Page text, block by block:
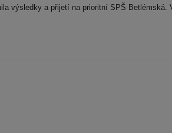
výsledky a přijetí na prioritní SPŠ Betlémská.